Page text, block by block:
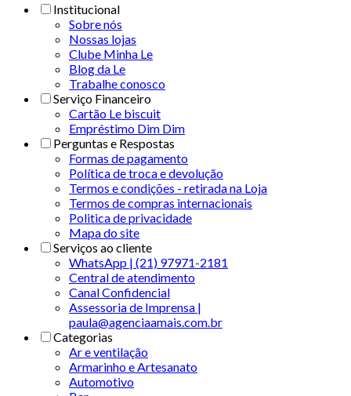
Institucional
Sobre nós
Nossas lojas
Clube Minha Le
Blog da Le
Trabalhe conosco
Serviço Financeiro
Cartão Le biscuit
Empréstimo Dim Dim
Perguntas e Respostas
Formas de pagamento
Política de troca e devolução
Termos e condições - retirada na Loja
Termos de compras internacionais
Politica de privacidade
Mapa do site
Serviços ao cliente
WhatsApp | (21) 97971-2181
Central de atendimento
Canal Confidencial
Assessoria de Imprensa |
paula@agenciaamais.com.br
Categorias
Ar e ventilação
Armarinho e Artesanato
Automotivo